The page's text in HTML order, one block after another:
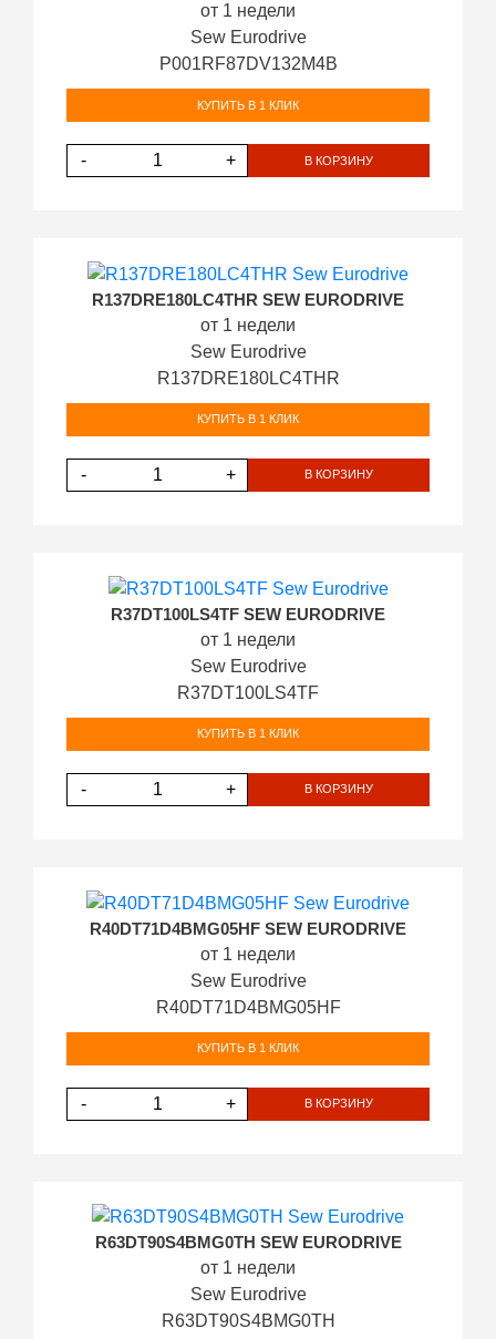
от 1 недели
Sew Eurodrive
P001RF87DV132M4B
КУПИТЬ В 1 КЛИК
- + В КОРЗИНУ
R137DRE180LC4THR SEW EURODRIVE
от 1 недели
Sew Eurodrive
R137DRE180LC4THR
КУПИТЬ В 1 КЛИК
- + В КОРЗИНУ
R37DT100LS4TF SEW EURODRIVE
от 1 недели
Sew Eurodrive
R37DT100LS4TF
КУПИТЬ В 1 КЛИК
- + В КОРЗИНУ
R40DT71D4BMG05HF SEW EURODRIVE
от 1 недели
Sew Eurodrive
R40DT71D4BMG05HF
КУПИТЬ В 1 КЛИК
- + В КОРЗИНУ
R63DT90S4BMG0TH SEW EURODRIVE
от 1 недели
Sew Eurodrive
R63DT90S4BMG0TH